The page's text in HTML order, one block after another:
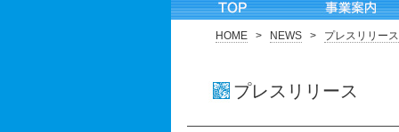
HOME > NEWS > プレスリリース
プレスリリース